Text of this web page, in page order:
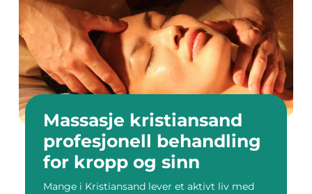
Massasje kristiansand
profesjonell behandling
for kropp og sinn
Mange i Kristiansand lever et aktivt liv med